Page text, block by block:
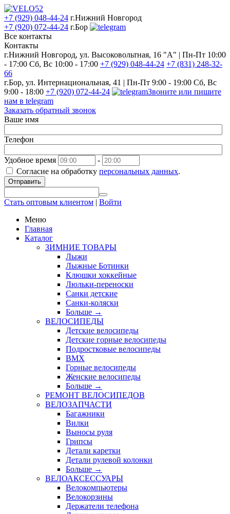
+7 (929) 048-44-24 г.Нижний Новгород
+7 (920) 072-44-24 г.Бор
Все контакты
Контакты
г.Нижний Новгород, ул. Высоковольтная, 16 "А" | Пн-Пт 10:00
- 17:00 Сб, Вс 10:00 - 17:00 +7 (929) 048-44-24 +7 (831) 248-32-
66
г.Бор, ул. Интернациональная, 41 | Пн-Пт 9:00 - 19:00 Сб, Вс
9:00 - 18:00 +7 (920) 072-44-24
Звоните или пишите
нам в telegram
Заказать обратный звонок
Ваше имя
Телефон
Удобное время
-
Согласие на обработку персональных данных.
Отправить
Стать оптовым клиентом | Войти
Меню
Главная
Каталог
ЗИМНИЕ ТОВАРЫ
Лыжи
Лыжные Ботинки
Клюшки хоккейные
Люльки-переноски
Санки детские
Санки-коляски
Больше →
ВЕЛОСИПЕДЫ
Детские велосипеды
Детские горные велосипеды
Подростковые велосипеды
BMX
Горные велосипеды
Женские велосипеды
Больше →
РЕМОНТ ВЕЛОСИПЕДОВ
ВЕЛОЗАПЧАСТИ
Багажники
Вилки
Выносы руля
Грипсы
Детали каретки
Детали рулевой колонки
Больше →
ВЕЛОАКСЕССУАРЫ
Велокомпьютеры
Велокорзины
Держатели телефона